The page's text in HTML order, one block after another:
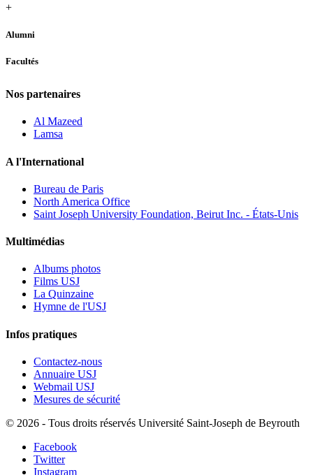
+
Alumni
Facultés
Nos partenaires
Al Mazeed
Lamsa
A l'International
Bureau de Paris
North America Office
Saint Joseph University Foundation, Beirut Inc. - États-Unis
Multimédias
Albums photos
Films USJ
La Quinzaine
Hymne de l'USJ
Infos pratiques
Contactez-nous
Annuaire USJ
Webmail USJ
Mesures de sécurité
© 2026 - Tous droits réservés Université Saint-Joseph de Beyrouth
Facebook
Twitter
Instagram